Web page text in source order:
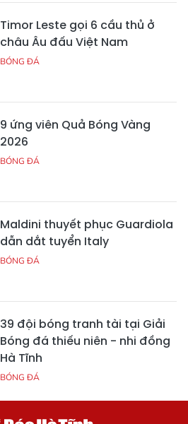
Timor Leste gọi 6 cầu thủ ở
châu Âu đấu Việt Nam
BÓNG ĐÁ
9 ứng viên Quả Bóng Vàng
2026
BÓNG ĐÁ
Maldini thuyết phục Guardiola
dẫn dắt tuyển Italy
BÓNG ĐÁ
39 đội bóng tranh tài tại Giải
Bóng đá thiếu niên - nhi đồng
Hà Tĩnh
BÓNG ĐÁ